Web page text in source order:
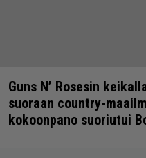
Guns N’ Rosesin
suoraan country-
kokoonpano suoriutui